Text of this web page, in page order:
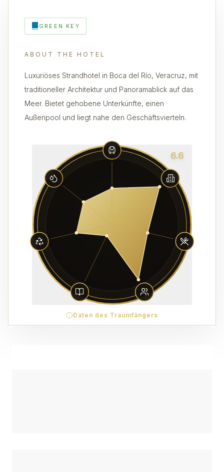
GREEN KEY
ABOUT THE HOTEL
Luxuriöses Strandhotel in Boca del Río, Veracruz, mit
traditioneller Architektur und Panoramablick auf das
Meer. Bietet gehobene Unterkünfte, einen
Außenpool und liegt nahe den Geschäftsvierteln.
6.6
Daten des Traumfängers